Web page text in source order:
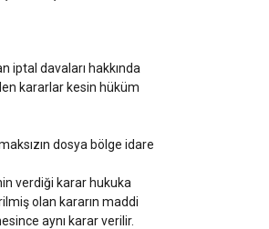
iptal davaları hakkında
kararlar kesin hüküm
dosya bölge idare
verdiği karar hukuka
olan kararın maddi
aynı karar verilir.